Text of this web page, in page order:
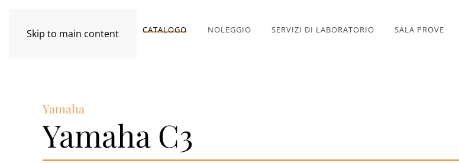
Skip to main content CATALOGO NOLEGGIO SERVIZI DI LABORATORIO SALA PROVE
Yamaha
Yamaha C3